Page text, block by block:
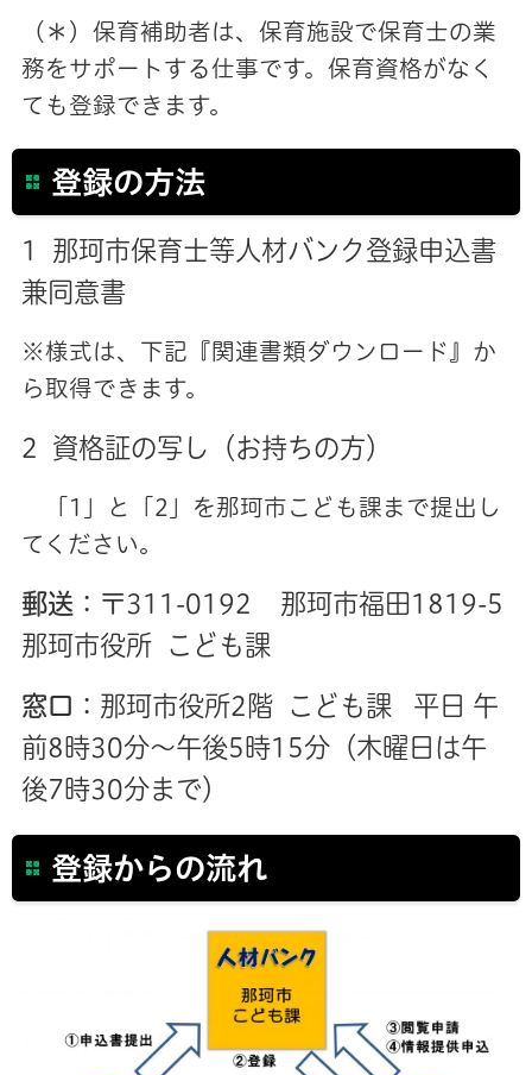
（＊）保育補助者は、保育施設で保育士の業
務をサポートする仕事です。保育資格がなく
ても登録できます。
登録の方法
1 那珂市保育士等人材バンク登録申込書
兼同意書
※様式は、下記『関連書類ダウンロード』か
ら取得できます。
2 資格証の写し（お持ちの方）
「1」と「2」を那珂市こども課まで提出し
てください。
郵送 ：〒311-0192 那珂市福田1819-5
那珂市役所 こども課
窓口 ：那珂市役所2階 こども課 平日 午
前8時30分～午後5時15分（木曜日は午
後7時30分まで）
登録からの流れ